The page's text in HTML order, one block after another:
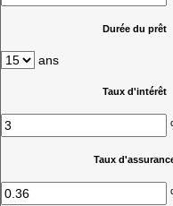
Durée du prêt
ans
Taux d'intérêt
Taux